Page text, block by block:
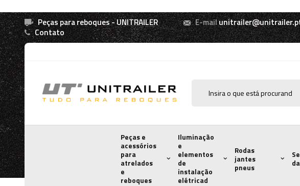
Peças para reboques - UNITRAILER E-mail
Contato
Peças e
acessórios
para
atrelados
e
reboques
Iluminação
e
elementos
de
instalação
elétricad
Rodas
jantes
pneus